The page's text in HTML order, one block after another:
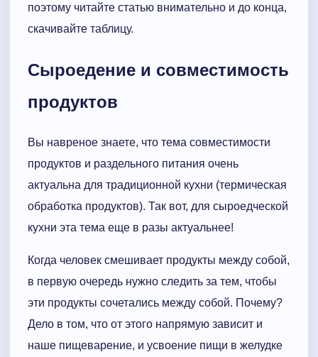
поэтому читайте статью внимательно и до конца,
скачивайте таблицу.
Сыроедение и совместимость
продуктов
Вы навреное знаете, что тема совместимости
продуктов и раздельного питания очень
актуальна для традиционной кухни (термическая
обработка продуктов). Так вот, для сыроедческой
кухни эта тема еще в разы актуальнее!
Когда человек смешивает продукты между собой,
в первую очередь нужно следить за тем, чтобы
эти продукты сочетались между собой. Почему?
Дело в том, что от этого напрямую зависит и
наше пищеварение, и усвоение пищи в желудке